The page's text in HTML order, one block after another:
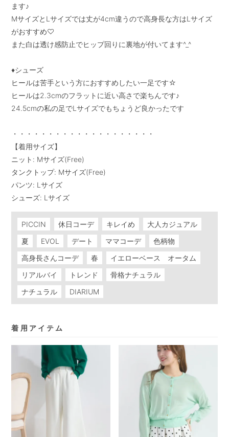
ます♪
MサイズとLサイズでは丈が4cm違うので高身長な方はLサイズ
がおすすめ♡
また白は透け感防止でヒップ回りに裏地が付いてます^_^
♦︎シューズ
ヒールは苦手という方におすすめしたい一足です☆
ヒールは2.3cmのフラットに近い高さで楽ちんです♪
24.5cmの私の足でLサイズでもちょうど良かったです
・・・・・・・・・・・・・・・・・・・・
【着用サイズ】
ニット: Mサイズ(Free)
タンクトップ: Mサイズ(Free)
パンツ: Lサイズ
シューズ: Lサイズ
PICCIN 休日コーデ キレイめ
大人カジュアル
夏
EVOL デート ママコーデ
色柄物
高身長さんコーデ
春
イエローベース オータム
リアルバイ
トレンド
骨格ナチュラル
ナチュラル
DIARIUM
着用アイテム